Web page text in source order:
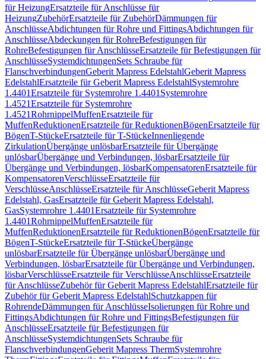
für HeizungErsatzteile für Anschlüsse für
HeizungZubehörErsatzteile für ZubehörDämmungen für
AnschlüsseAbdichtungen für Rohre und FittingsAbdichtungen für
AnschlüsseAbdeckungen für RohreBefestigungen für
RohreBefestigungen für AnschlüsseErsatzteile für Befestigungen für
AnschlüsseSystemdichtungenSets Schraube für
FlanschverbindungenGeberit Mapress EdelstahlGeberit Mapress
EdelstahlErsatzteile für Geberit Mapress EdelstahlSystemrohre
1.4401Ersatzteile für Systemrohre 1.4401 Systemrohre
1.4521Ersatzteile für Systemrohre
1.4521RohrnippelMuffenErsatzteile für
MuffenReduktionenErsatzteile für ReduktionenBögenErsatzteile für
BögenT-StückeErsatzteile für T-StückeInnenliegende
ZirkulationÜbergänge unlösbarErsatzteile für Übergänge
unlösbarÜbergänge und Verbindungen, lösbarErsatzteile für
Übergänge und Verbindungen, lösbarKompensatorenErsatzteile für
KompensatorenVerschlüsseErsatzteile für
VerschlüsseAnschlüsseErsatzteile für AnschlüsseGeberit Mapress
Edelstahl, GasErsatzteile für Geberit Mapress Edelstahl,
GasSystemrohre 1.4401Ersatzteile für Systemrohre
1.4401RohrnippelMuffenErsatzteile für
MuffenReduktionenErsatzteile für ReduktionenBögenErsatzteile für
BögenT-StückeErsatzteile für T-StückeÜbergänge
unlösbarErsatzteile für Übergänge unlösbarÜbergänge und
Verbindungen, lösbarErsatzteile für Übergänge und Verbindungen,
lösbarVerschlüsseErsatzteile für VerschlüsseAnschlüsseErsatzteile
für AnschlüsseZubehör für Geberit Mapress EdelstahlErsatzteile für
Zubehör für Geberit Mapress EdelstahlSchutzkappen für
RohrendeDämmungen für AnschlüsseIsolierungen für Rohre und
FittingsAbdichtungen für Rohre und FittingsBefestigungen für
AnschlüsseErsatzteile für Befestigungen für
AnschlüsseSystemdichtungenSets Schraube für
FlanschverbindungenGeberit Mapress ThermSystemrohre